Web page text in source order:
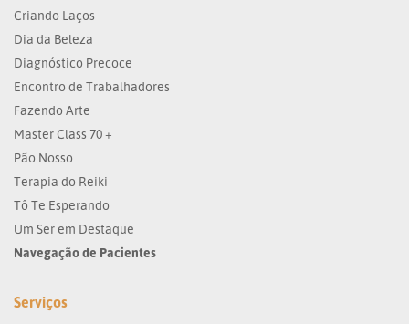
Criando Laços
Dia da Beleza
Diagnóstico Precoce
Encontro de Trabalhadores
Fazendo Arte
Master Class 70 +
Pão Nosso
Terapia do Reiki
Tô Te Esperando
Um Ser em Destaque
Navegação de Pacientes
Serviços